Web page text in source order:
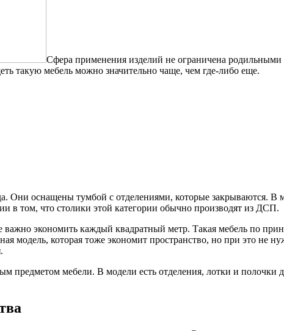
Сфера применения изделий не ограничена
такую мебель можно значительно чаще, чем где-либо еще.
оснащены тумбой с отделениями, которые закрываются. В
в том, что столики этой категории обычно производят из ДСП.
экономить каждый квадратный метр. Такая мебель по
модель, которая тоже экономит пространство, но при это не
предметом мебели. В модели есть отделения, лотки и